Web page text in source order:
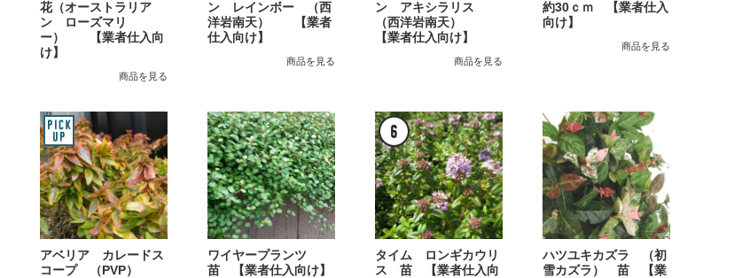
花（オーストラリア
ン ローズマリ
ー） 【業者仕入向
け】
商品を見る
ン レインボー （西
洋岩南天） 【業者
仕入向け】
商品を見る
ン アキシラリス
（西洋岩南天）
【業者仕入向け】
商品を見る
約30ｃｍ 【業者仕入
向け】
商品を見る
アベリア カレードス
コープ （PVP）
ワイヤープランツ
苗 【業者仕入向け】
タイム ロンギカウリ
ス 苗 【業者仕入向
ハツユキカズラ （初
雪カズラ） 苗 【業